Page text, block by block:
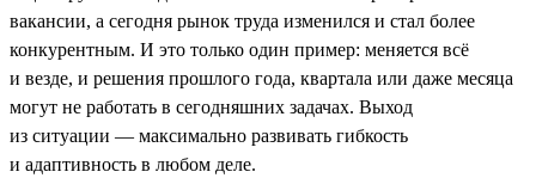
вакансии, а сегодня рынок труда изменился и стал более
конкурентным. И это только один пример: меняется всё
и везде, и решения прошлого года, квартала или даже месяца
могут не работать в сегодняшних задачах. Выход
из ситуации — максимально развивать гибкость
и адаптивность в любом деле.